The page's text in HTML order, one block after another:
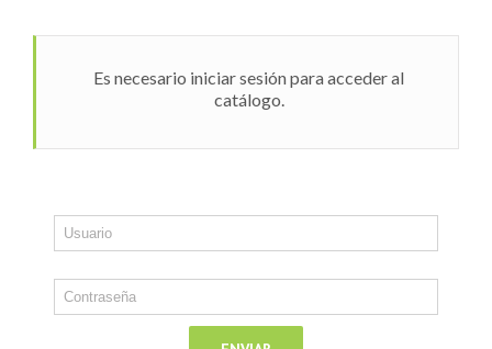
Es necesario iniciar sesión para acceder al
catálogo.